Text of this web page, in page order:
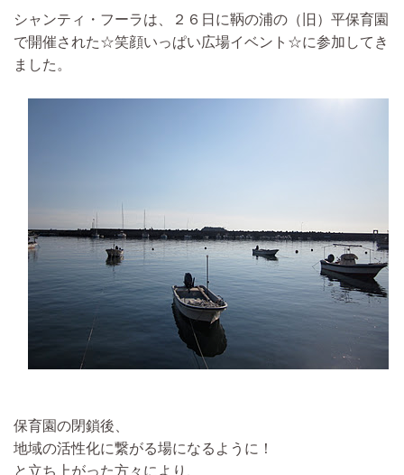
シャンティ・フーラは、２６日に鞆の浦の（旧）平保育園
で開催された☆笑顔いっぱい広場イベント☆に参加してき
ました。
保育園の閉鎖後、
地域の活性化に繋がる場になるように！
と立ち上がった方々により、